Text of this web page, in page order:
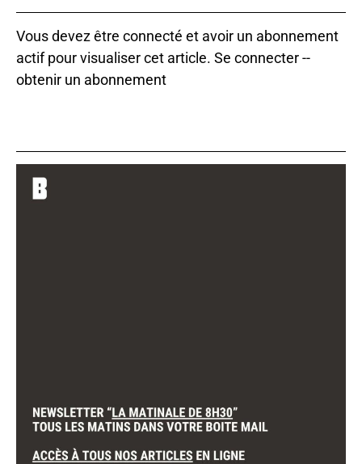
Vous devez être connecté et avoir un abonnement
actif pour visualiser cet article. Se connecter--
obtenir un abonnement